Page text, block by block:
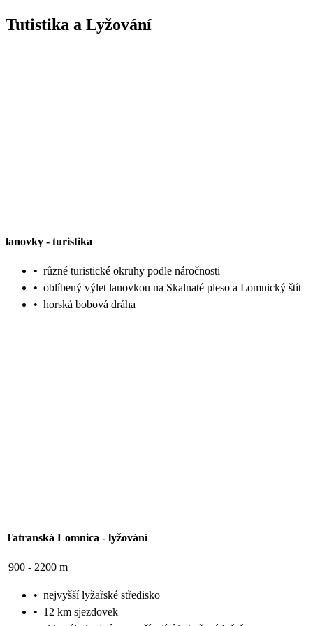
Tutistika a Lyžování
lanovky - turistika
• různé turistické okruhy podle náročnosti
• oblíbený výlet lanovkou na Skalnaté pleso a Lomnický štít
• horská bobová dráha
Tatranská Lomnica - lyžování
900 - 2200 m
• nejvyšší lyžařské středisko
• 12 km sjezdovek